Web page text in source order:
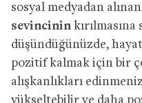
sosyal medyadan
sevincinin
düşündüğünüzde,
pozitif kalmak için bir
alışkanlıkları